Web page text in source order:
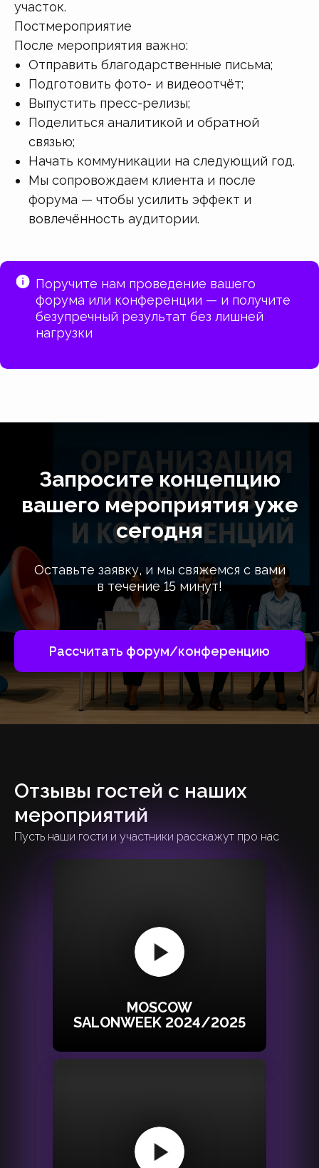
участок.
Постмероприятие
После мероприятия важно:
Отправить благодарственные письма;
Подготовить фото- и видеоотчёт;
Выпустить пресс-релизы;
Поделиться аналитикой и обратной
связью;
Начать коммуникации на следующий год.
Мы сопровождаем клиента и после
форума — чтобы усилить эффект и
вовлечённость аудитории.
Поручите нам проведение вашего
форума или конференции — и получите
безупречный результат без лишней
нагрузки
Запросите концепцию
вашего мероприятия уже
сегодня
Оставьте заявку, и мы свяжемся с вами
в течение 15 минут!
Рассчитать форум/конференцию
Отзывы гостей с наших
мероприятий
Пусть наши гости и участники расскажут про нас
MOSCOW
SALONWEEK 2024/2025